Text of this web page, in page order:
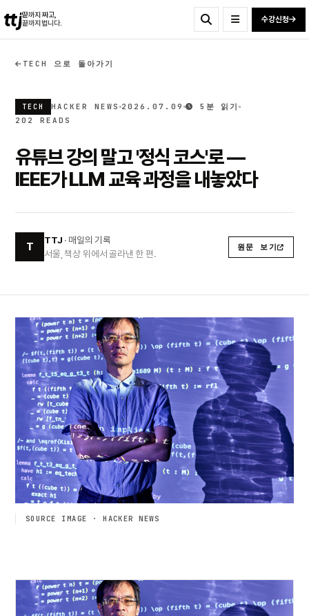
ttj끝까지 짜고,
끝까지 법니다.
수강신청
TECH 으로 돌아가기
TECH HACKER NEWS 2026.07.09
5분 읽기
202 READS
유튜브 강의 말고 '정식 코스'로 —
IEEE가 LLM 교육 과정을 내놓았다
T
TTJ · 매일의 기록
서울, 책상 위에서 골라낸 한 편.
원문 보기
SOURCE IMAGE · HACKER NEWS